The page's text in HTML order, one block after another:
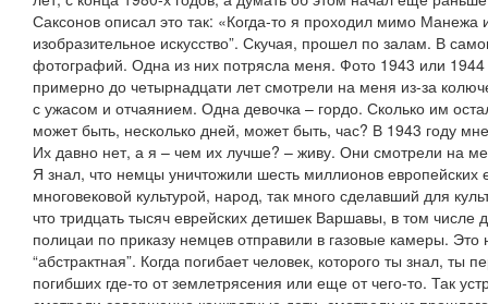
Саксонов описал это так: «Когда-то я проходил мимо Манежа
изобразительное искусство”. Скучая, прошел по залам. В
фотографий. Одна из них потрясла меня. Фото 1943 или 1944
примерно до четырнадцати лет смотрели на меня из-за
с ужасом и отчаянием. Одна девочка – гордо. Сколько им
может быть, несколько дней, может быть, час? В 1943 году
Их давно нет, а я – чем их лучше? – живу. Они смотрели на
Я знал, что немцы уничтожили шесть миллионов
многовековой культурой, народ, так много сделавший для
что тридцать тысяч еврейских детишек Варшавы, в том числе
полицаи по приказу немцев отправили в газовые камеры.
“абстрактная”. Когда погибает человек, которого ты знал,
погибших где-то от землетрясения или еще от чего-то. Так